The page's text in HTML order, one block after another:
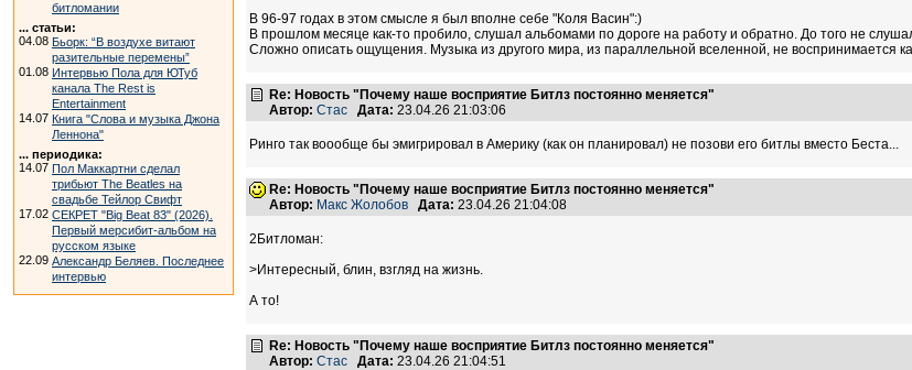
битломании
... статьи:
04.08 Бьорк: “В воздухе витают
разительные перемены”
01.08 Интервью Пола для ЮТуб
канала The Rest is
Entertainment
14.07 Книга "Слова и музыка Джона
Леннона"
... периодика:
14.07 Пол Маккартни сделал
трибьют The Beatles на
свадьбе Тейлор Свифт
17.02 СЕКРЕТ "Big Beat 83" (2026).
Первый мерсибит-альбом на
русском языке
22.09 Александр Беляев. Последнее
интервью
В 96-97 годах в этом смысле я был вполне себе "Коля Васин":)
В прошлом месяце как-то пробило, слушал альбомами по дороге на работу и обратно. До того не
Сложно описать ощущения. Музыка из другого мира, из параллельной вселенной, не воспринимается
Re: Новость "Почему наше восприятие Битлз постоянно меняется"
Автор: Стас Дата: 23.04.26 21:03:06
Ринго так воообще бы эмигрировал в Америку (как он планировал) не позови его битлы вместо Беста...
Re: Новость "Почему наше восприятие Битлз постоянно меняется"
Автор: Макс Жолобов Дата: 23.04.26 21:04:08
2Битломан:
>Интересный, блин, взгляд на жизнь.
А то!
Re: Новость "Почему наше восприятие Битлз постоянно меняется"
Автор: Стас Дата: 23.04.26 21:04:51